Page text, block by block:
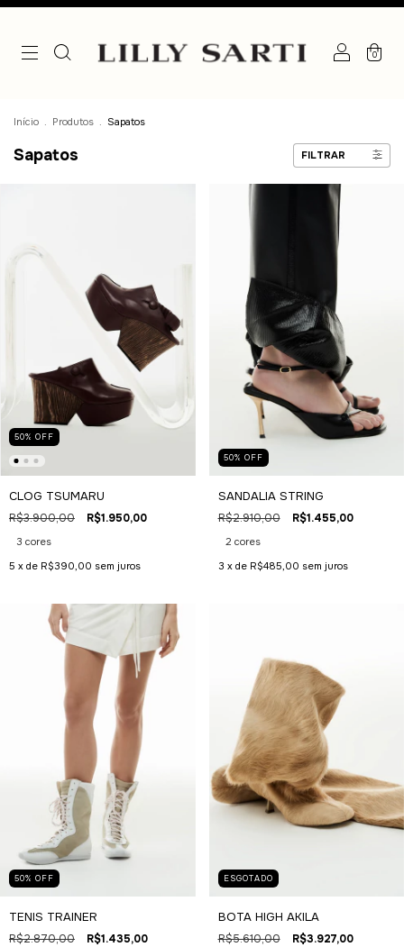
0
Início . Produtos . Sapatos
Sapatos FILTRAR
50% OFF
CLOG TSUMARU
R$3.900,00 R$1.950,00
3 cores
5 x de R$390,00 sem juros
50% OFF
SANDALIA STRING
R$2.910,00 R$1.455,00
2 cores
3 x de R$485,00 sem juros
50% OFF
TENIS TRAINER
R$2.870,00 R$1.435,00
ESGOTADO
BOTA HIGH AKILA
R$5.610,00 R$3.927,00